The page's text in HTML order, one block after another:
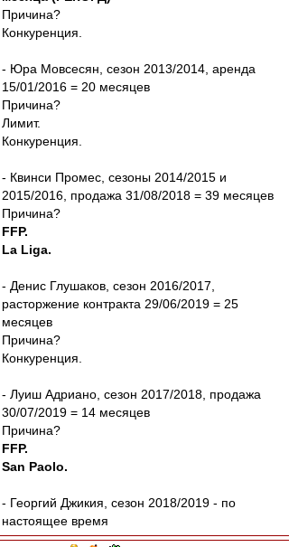
Причина?
Конкуренция.
- Юра Мовсесян, сезон 2013/2014, аренда
15/01/2016 = 20 месяцев
Причина?
Лимит.
Конкуренция.
- Квинси Промес, сезоны 2014/2015 и
2015/2016, продажа 31/08/2018 = 39 месяцев
Причина?
FFP.
La Liga.
- Денис Глушаков, сезон 2016/2017,
расторжение контракта 29/06/2019 = 25
месяцев
Причина?
Конкуренция.
- Луиш Адриано, сезон 2017/2018, продажа
30/07/2019 = 14 месяцев
Причина?
FFP.
San Paolo.
- Георгий Джикия, сезон 2018/2019 - по
настоящее время